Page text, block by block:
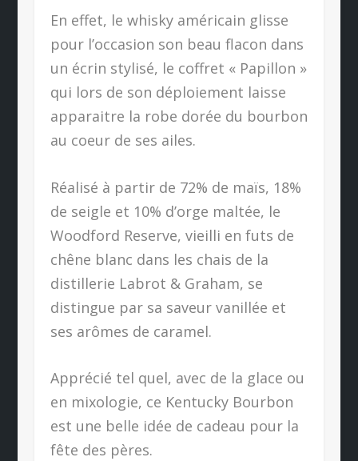
En effet, le whisky américain glisse
pour l’occasion son beau flacon dans
un écrin stylisé, le coffret « Papillon »
qui lors de son déploiement laisse
apparaitre la robe dorée du bourbon
au coeur de ses ailes.
Réalisé à partir de 72% de maïs, 18%
de seigle et 10% d’orge maltée, le
Woodford Reserve, vieilli en futs de
chêne blanc dans les chais de la
distillerie Labrot & Graham, se
distingue par sa saveur vanillée et
ses arômes de caramel.
Apprécié tel quel, avec de la glace ou
en mixologie, ce Kentucky Bourbon
est une belle idée de cadeau pour la
fête des pères.